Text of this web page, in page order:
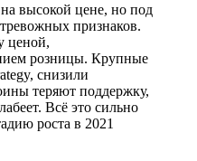
высокой цене, но под
признаков.
ценой,
розницы. Крупные
снизили
теряют поддержку,
Всё это сильно
роста в 2021